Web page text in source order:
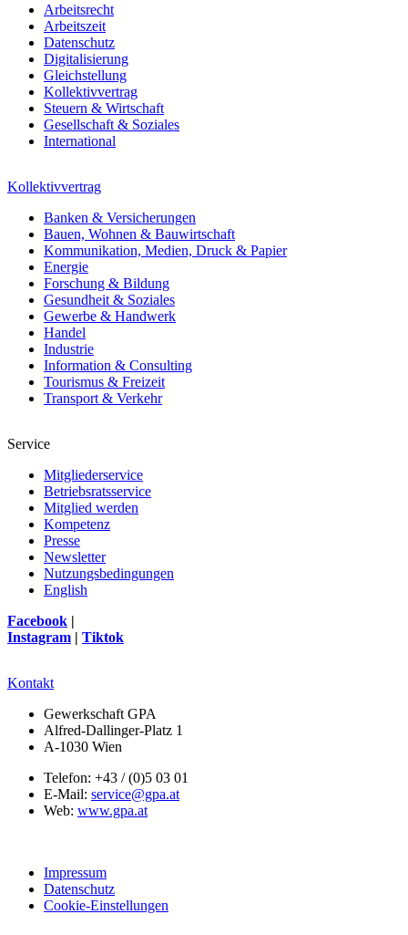
Arbeitsrecht
Arbeitszeit
Datenschutz
Digitalisierung
Gleichstellung
Kollektivvertrag
Steuern & Wirtschaft
Gesellschaft & Soziales
International
Kollektivvertrag
Banken & Versicherungen
Bauen, Wohnen & Bauwirtschaft
Kommunikation, Medien, Druck & Papier
Energie
Forschung & Bildung
Gesundheit & Soziales
Gewerbe & Handwerk
Handel
Industrie
Information & Consulting
Tourismus & Freizeit
Transport & Verkehr
Service
Mitgliederservice
Betriebsratsservice
Mitglied werden
Kompetenz
Presse
Newsletter
Nutzungsbedingungen
English
Facebook |
Instagram | Tiktok
Kontakt
Gewerkschaft GPA
Alfred-Dallinger-Platz 1
A-1030 Wien
Telefon: +43 / (0)5 03 01
E-Mail: service@gpa.at
Web: www.gpa.at
Impressum
Datenschutz
Cookie-Einstellungen